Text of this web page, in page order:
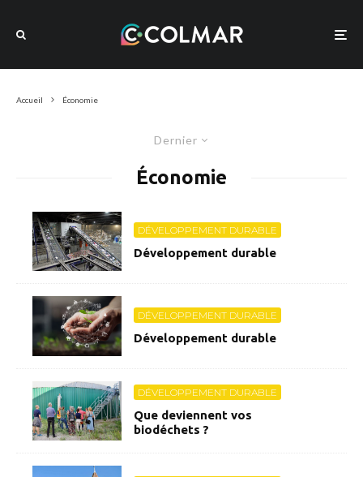
Accueil Économie
Dernier
Économie
DÉVELOPPEMENT DURABLE
Développement durable
DÉVELOPPEMENT DURABLE
Développement durable
DÉVELOPPEMENT DURABLE
Que deviennent vos
biodéchets ?